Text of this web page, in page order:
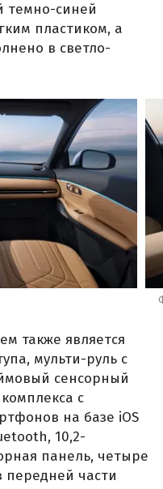
темно-синей
пластиком, а
в светло-
также является
мульти-руль с
сенсорный
с
на базе iOS
10,2-
панель, четыре
передней части